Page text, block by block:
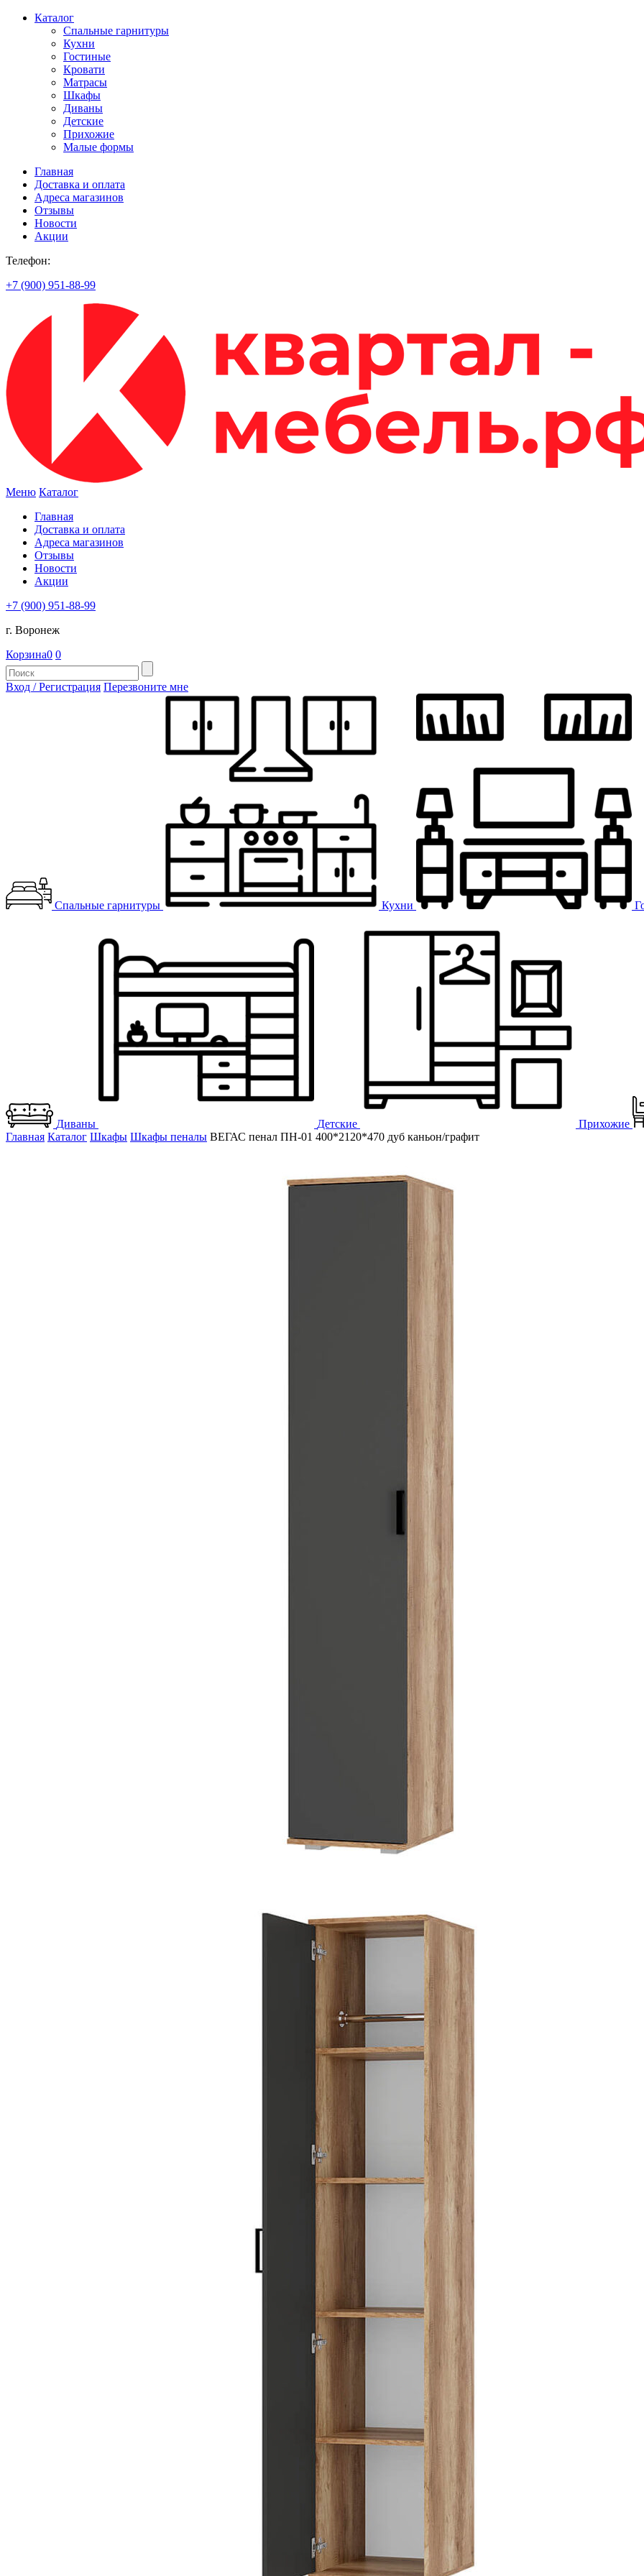
Каталог
Спальные гарнитуры
Кухни
Гостиные
Кровати
Матрасы
Шкафы
Диваны
Детские
Прихожие
Малые формы
Главная
Доставка и оплата
Адреса магазинов
Отзывы
Новости
Акции
Телефон:
+7 (900) 951-88-99
Меню Каталог
Главная
Доставка и оплата
Адреса магазинов
Отзывы
Новости
Акции
+7 (900) 951-88-99
г. Воронеж
Корзина0 0
Вход / Регистрация Перезвоните мне
Спальные гарнитуры Кухни
Диваны Детские Прихожие
Главная Каталог Шкафы Шкафы пеналы ВЕГАС пенал ПН-01 400*2120*470 дуб каньон/графит